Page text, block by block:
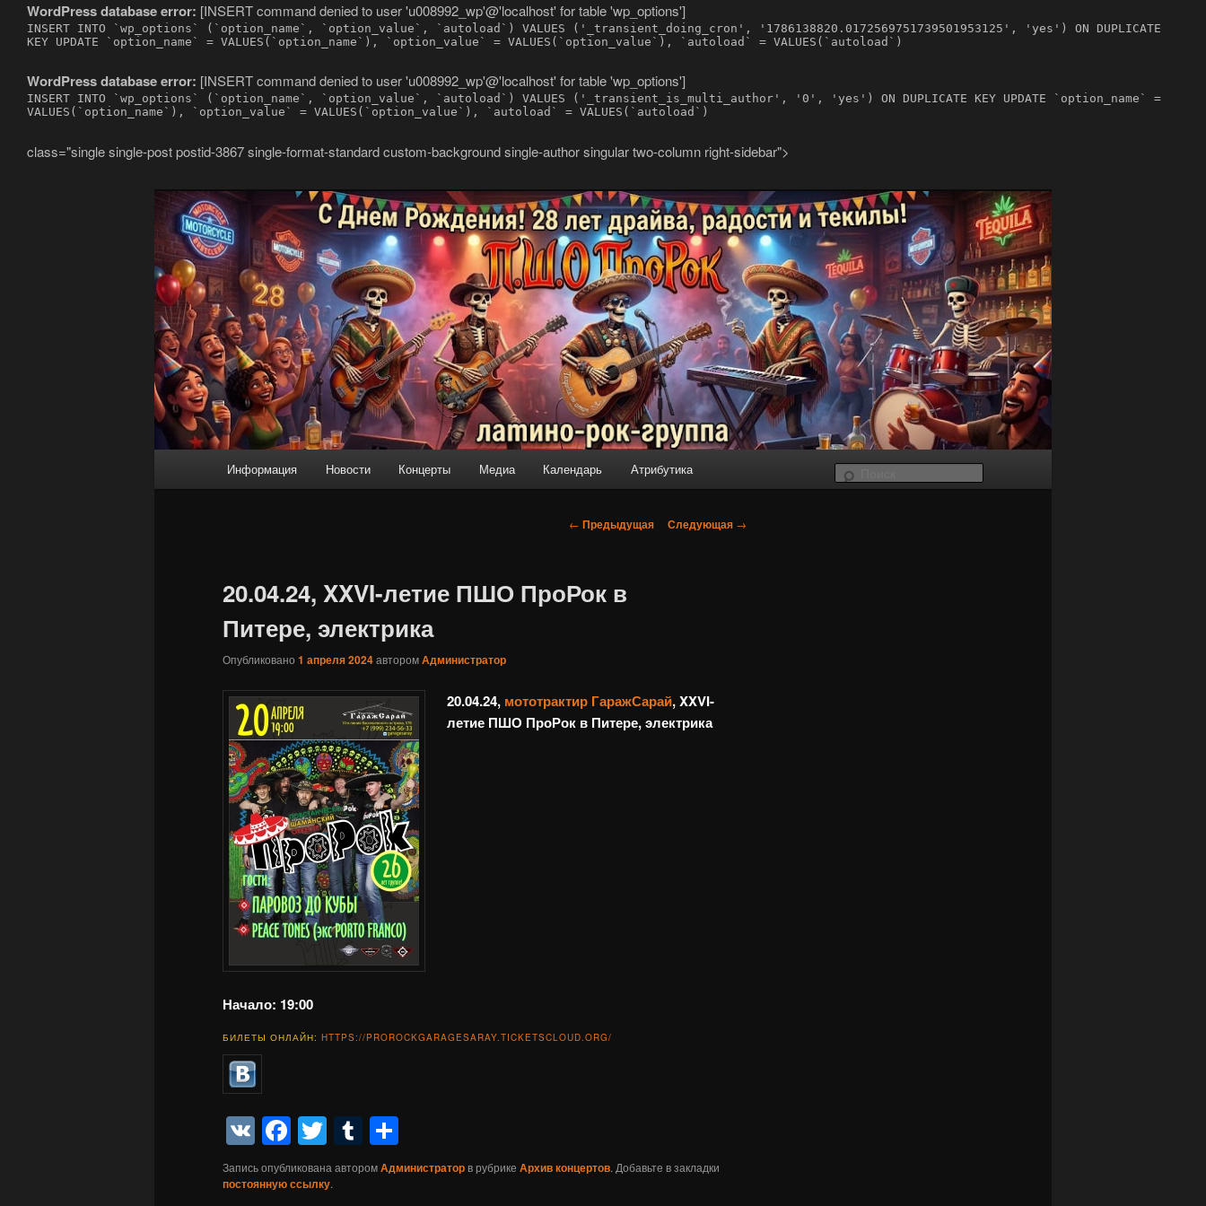
WordPress database error: [INSERT command denied to user 'u008992_wp'@'localhost' for table 'wp_options']
INSERT INTO `wp_options` (`option_name`, `option_value`, `autoload`) VALUES ('_transient_doing_cron', '1786138820.0172569751739501953125', 'yes') ON DUPLICATE
KEY UPDATE `option_name` = VALUES(`option_name`), `option_value` = VALUES(`option_value`), `autoload` = VALUES(`autoload`)
WordPress database error: [INSERT command denied to user 'u008992_wp'@'localhost' for table 'wp_options']
INSERT INTO `wp_options` (`option_name`, `option_value`, `autoload`) VALUES ('_transient_is_multi_author', '0', 'yes') ON DUPLICATE KEY UPDATE `option_name` =
VALUES(`option_name`), `option_value` = VALUES(`option_value`), `autoload` = VALUES(`autoload`)
class="single single-post postid-3867 single-format-standard custom-background single-author singular two-column right-sidebar">
Официальный сайт группы ПШО ПроРок
Латино-рок-регги группа из Санкт-Петербурга Повстанческо-Шаманский Оркестр ПроРок
Перейти
содержимому
Информация Новости Концерты Медиа Календарь Атрибутика
Навигация
← Предыдущая Следующая →
20.04.24, XXVI-летие ПШО ПроРок в
Питере, электрика
Опубликовано 1 апреля 2024авторомАдминистратор
20.04.24, мототрактир ГаражСарай, XXVI-
летие ПШО ПроРок в Питере, электрика
Начало: 19:00
БИЛЕТЫ ОНЛАЙН: HTTPS://PROROCKGARAGESARAY.TICKETSCLOUD.ORG/
VKFacebook
TwitterTumblr
Запись опубликована авторомАдминистратор в рубрике Архив концертов. Добавьте в закладки
постоянную ссылку.